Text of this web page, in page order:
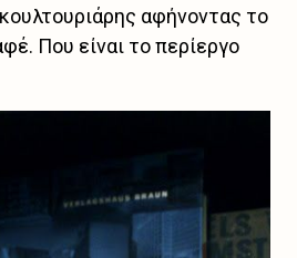
αφήνοντας το
Που είναι το περίεργο